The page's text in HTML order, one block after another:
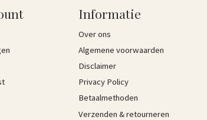
Informatie
Over ons
Algemene voorwaarden
Disclaimer
Privacy Policy
Betaalmethoden
Verzenden & retourneren